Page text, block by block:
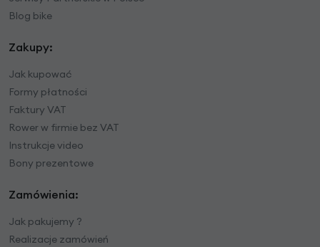
Blog bike
Zakupy:
Jak kupować
Formy płatności
Faktury VAT
Rower w firmie bez VAT
Instrukcje video
Bony prezentowe
Zamówienia:
Jak pakujemy ?
Realizacje zamówień